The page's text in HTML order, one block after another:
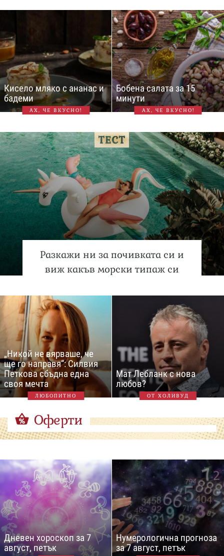
Кисело мляко с ананас и
бадеми
АХ, ЧЕ ВКУСНО!
Бобена салата за 15
минути
АХ, ЧЕ ВКУСНО!
Разкажи ни за почивката си и
виж какъв морски типаж си
„Никой не вярваше, че
ще го направя“: Силвия
Петкова сбъдна една
своя мечта
ЛЮБОПИТНО
Мат Лебланк с нова
любов?
ОТ ХОЛИВУД
Оферти
Дневен хороскоп за 7
август, петък
Нумерологична прогноза
за 7 август, петък